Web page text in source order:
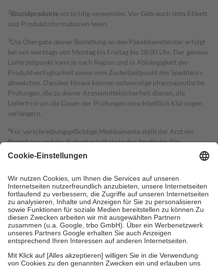
2Biozidproduktevorsichtig verwenden. Vor Gebrauch stets Etikett
und Produktinformationen lesen.
3Die Übergabe deiner Bestellung an den Paketdienstleister erfolgt
bei uns werktags von Montag bis Freitag bis 18:00 Uhr. Der genaue
Lieferzeitpunkt kann je nach Region und in Abhängigkeit der
Produktverfügbarkeit sowie vom Zustellzeitpunkt des Spediteurs
abweichen. Darüber hinaus können notwendige pharmazeutische
Prüfungen, die zu deiner Arzneimittelsicherheit dienen, die
Lieferfrist um die Dauer der Prüfungen einschließlich Klärungen
verlängern.
4Für verschreibungspflichtige Medikamente stellt der Arzt ein
Rezept aus und der Patient erhält sie in der Apotheke. Die
gesetzliche Krankenversicherung übernimmt in der Regel die
Kosten dafür, der Versicherte trägt einen Teil davon als Zuzahlung
Grundsätzlich leisten Mitglieder Zuzahlungen in Höhe von zehn
Prozent des Abgabepreises,mindestens jedochfünf Euround
höchstens zehn Euro.Es sind jedoch nie mehr als die tatsächlichen
Kosten der Leistung zu entrichten.
Diese Regeln gelten grundsätzlich auch für Online-Apotheken.
Bei Heilmitteln und häuslicher Krankenpflege beträgt die
Zuzahlung zehn Prozent der Kosten sowie zehn Euro je
Verordnung.
Um das Engagement der Versicherten für ihre eigene Gesundheit zu